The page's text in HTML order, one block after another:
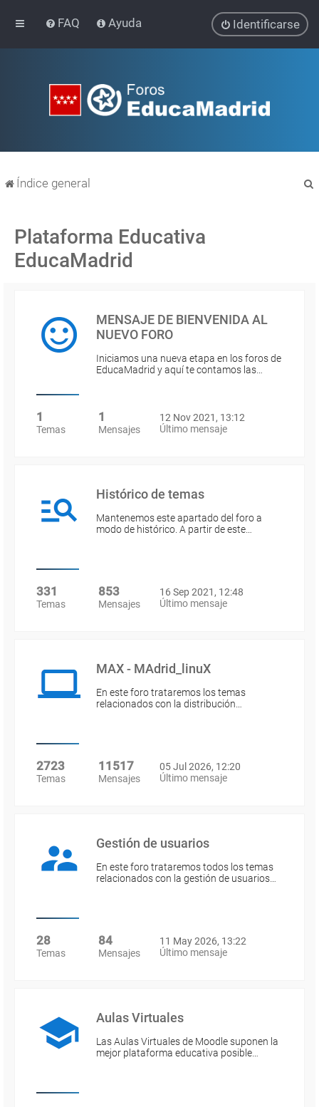
FAQ Ayuda Identificarse
Índice general
Plataforma Educativa
EducaMadrid
MENSAJE DE BIENVENIDA AL
NUEVO FORO
Iniciamos una nueva etapa en los foros de
EducaMadrid y aquí te contamos las…
1
Temas
1
Mensajes
12 Nov 2021, 13:12
Último mensaje
Histórico de temas
Mantenemos este apartado del foro a
modo de histórico. A partir de este…
331
Temas
853
Mensajes
16 Sep 2021, 12:48
Último mensaje
MAX - MAdrid_linuX
En este foro trataremos los temas
relacionados con la distribución…
2723
Temas
11517
Mensajes
05 Jul 2026, 12:20
Último mensaje
Gestión de usuarios
En este foro trataremos todos los temas
relacionados con la gestión de usuarios…
28
Temas
84
Mensajes
11 May 2026, 13:22
Último mensaje
Aulas Virtuales
Las Aulas Virtuales de Moodle suponen la
mejor plataforma educativa posible…